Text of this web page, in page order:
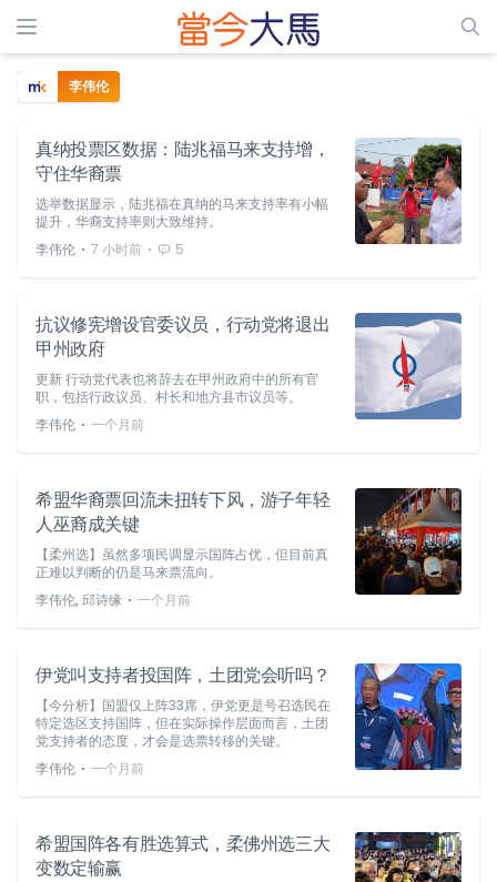
李伟伦
真纳投票区数据：陆兆福马来支持增，
守住华裔票
选举数据显示，陆兆福在真纳的马来支持率有小幅
提升，华裔支持率则大致维持。
李伟伦 ⋅ 7 小时前 ⋅ 5
抗议修宪增设官委议员，行动党将退出
甲州政府
更新 行动党代表也将辞去在甲州政府中的所有官
职，包括行政议员、村长和地方县市议员等。
李伟伦 ⋅ 一个月前
希盟华裔票回流未扭转下风，游子年轻
人巫裔成关键
【柔州选】虽然多项民调显示国阵占优，但目前真
正难以判断的仍是马来票流向。
李伟伦, 邱诗缘 ⋅ 一个月前
伊党叫支持者投国阵，土团党会听吗？
【今分析】国盟仅上阵33席，伊党更是号召选民在
特定选区支持国阵，但在实际操作层面而言，土团
党支持者的态度，才会是选票转移的关键。
李伟伦 ⋅ 一个月前
希盟国阵各有胜选算式，柔佛州选三大
变数定输赢